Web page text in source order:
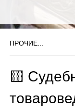
ПРОЧИЕ...
🟨